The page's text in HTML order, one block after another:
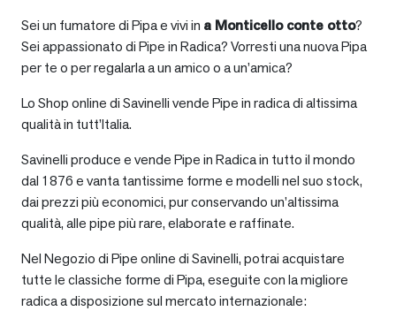
Sei un fumatore di Pipa e vivi in a Monticello conte otto?
Sei appassionato di Pipe in Radica? Vorresti una nuova Pipa
per te o per regalarla a un amico o a un’amica?
Lo Shop online di Savinelli vende Pipe in radica di altissima
qualità in tutt’Italia.
Savinelli produce e vende Pipe in Radica in tutto il mondo
dal 1876 e vanta tantissime forme e modelli nel suo stock,
dai prezzi più economici, pur conservando un’altissima
qualità, alle pipe più rare, elaborate e raffinate.
Nel Negozio di Pipe online di Savinelli, potrai acquistare
tutte le classiche forme di Pipa, eseguite con la migliore
radica a disposizione sul mercato internazionale: